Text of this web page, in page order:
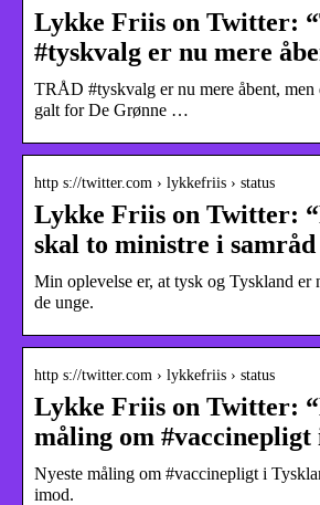
Lykke Friis on Twitter:
#tyskvalg er nu mere
TRÅD #tyskvalg er nu mere åbent, men
galt for De Grønne …
http s://twitter.com › lykkefriis › status
Lykke Friis on Twitter:
skal to ministre i
Min oplevelse er, at tysk og Tyskland er
de unge.
http s://twitter.com › lykkefriis › status
Lykke Friis on Twitter:
måling om
Nyeste måling om #vaccinepligt i
imod.